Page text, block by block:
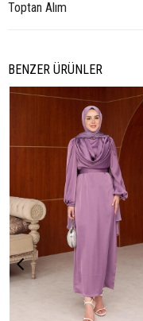
Toptan Alım
BENZER ÜRÜNLER